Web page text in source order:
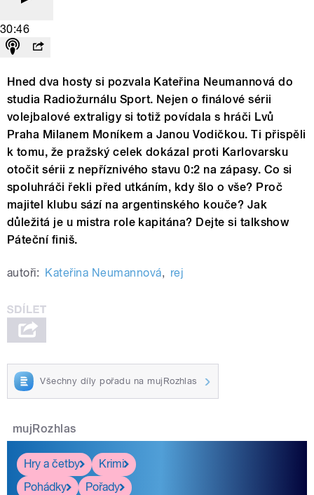
30:46
Hned dva hosty si pozvala Kateřina Neumannová do
studia Radiožurnálu Sport. Nejen o finálové sérii
volejbalové extraligy si totiž povídala s hráči Lvů
Praha Milanem Moníkem a Janou Vodičkou. Ti přispěli
k tomu, že pražský celek dokázal proti Karlovarsku
otočit sérii z nepříznivého stavu 0:2 na zápasy. Co si
spoluhráči řekli před utkáním, kdy šlo o vše? Proč
majitel klubu sází na argentinského kouče? Jak
důležitá je u mistra role kapitána? Dejte si talkshow
Páteční finiš.
autoři: Kateřina Neumannová, rej
Všechny díly pořadu na mujRozhlas
mujRozhlas
Hry a četby
Krimi
Pohádky
Pořady